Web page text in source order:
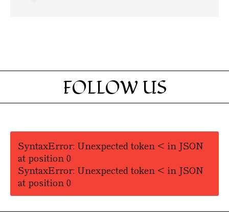
FOLLOW US
SyntaxError: Unexpected token < in JSON
at position 0
SyntaxError: Unexpected token < in JSON
at position 0